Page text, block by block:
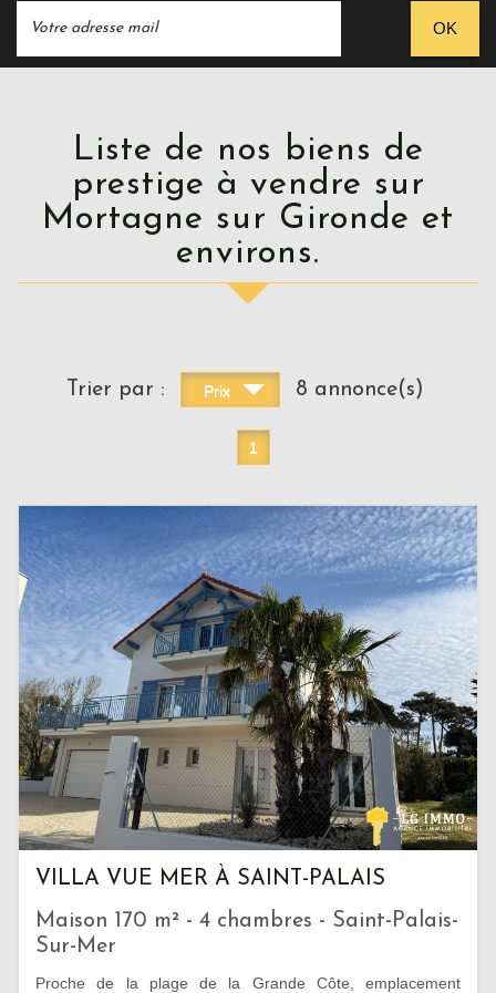
OK
Liste de nos biens de
prestige à vendre sur
Mortagne sur Gironde et
environs.
Trier par : Prix 8 annonce(s)
1
VILLA VUE MER À SAINT-PALAIS
Maison 170 m² - 4 chambres - Saint-Palais-
Sur-Mer
Proche de la plage de la Grande Côte, emplacement